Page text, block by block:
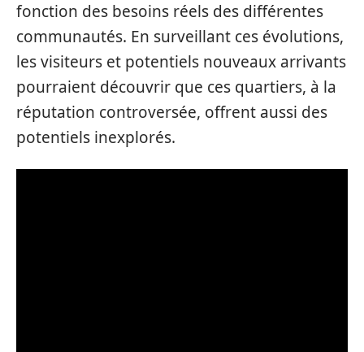
fonction des besoins réels des différentes
communautés. En surveillant ces évolutions,
les visiteurs et potentiels nouveaux arrivants
pourraient découvrir que ces quartiers, à la
réputation controversée, offrent aussi des
potentiels inexplorés.